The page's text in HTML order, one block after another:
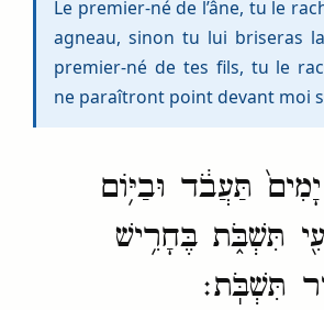
Le premier-né de l’âne, tu le
agneau, sinon tu lui briseras
premier-né de tes fils, tu le
ne paraîtront point devant moi
תַּעֲבֹ֔ד וּבַיּ֥וֹם
תִּשְׁבֹּ֑ת בֶּחָרִ֥ישׁ
תִּשְׁבֹּֽת׃